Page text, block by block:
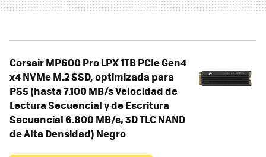
Corsair MP600 Pro LPX 1TB PCIe Gen4
x4 NVMe M.2 SSD, optimizada para
PS5 (hasta 7.100 MB/s Velocidad de
Lectura Secuencial y de Escritura
Secuencial 6.800 MB/s, 3D TLC NAND
de Alta Densidad) Negro